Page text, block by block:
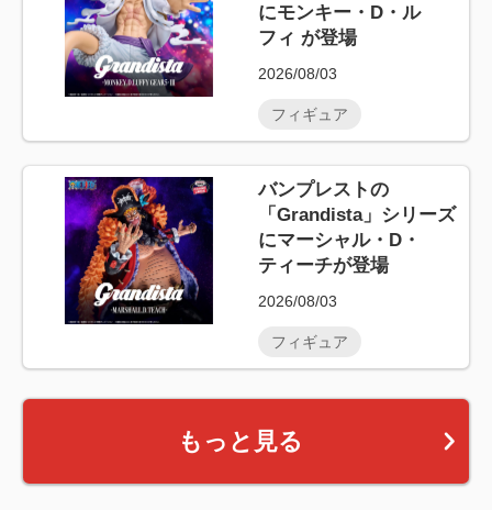
にモンキー・D・ル
フィ が登場
2026/08/03
フィギュア
バンプレストの
「Grandista」シリーズ
にマーシャル・D・
ティーチが登場
2026/08/03
フィギュア
もっと見る